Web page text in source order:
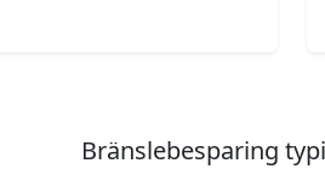
Bränslebesparing